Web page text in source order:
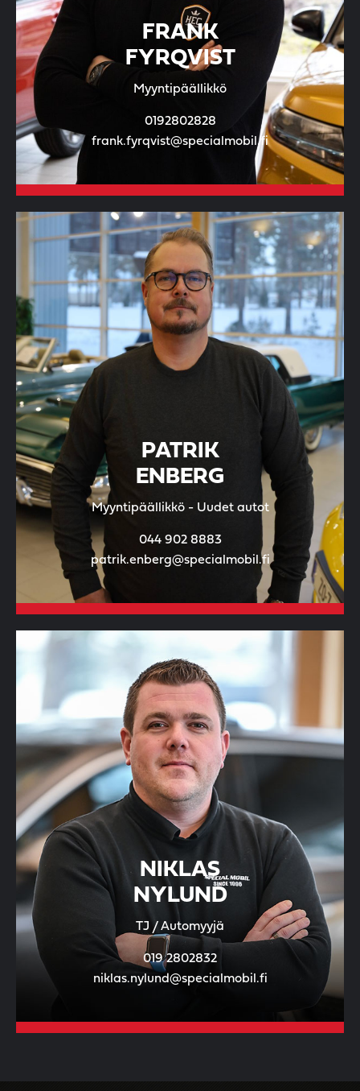
FRANK
FYRQVIST
Myyntipäällikkö
0192802828
frank.fyrqvist@specialmobil.fi
PATRIK
ENBERG
Myyntipäällikkö - Uudet autot
044 902 8883
patrik.enberg@specialmobil.fi
NIKLAS
NYLUND
TJ / Automyyjä
019 2802832
niklas.nylund@specialmobil.fi